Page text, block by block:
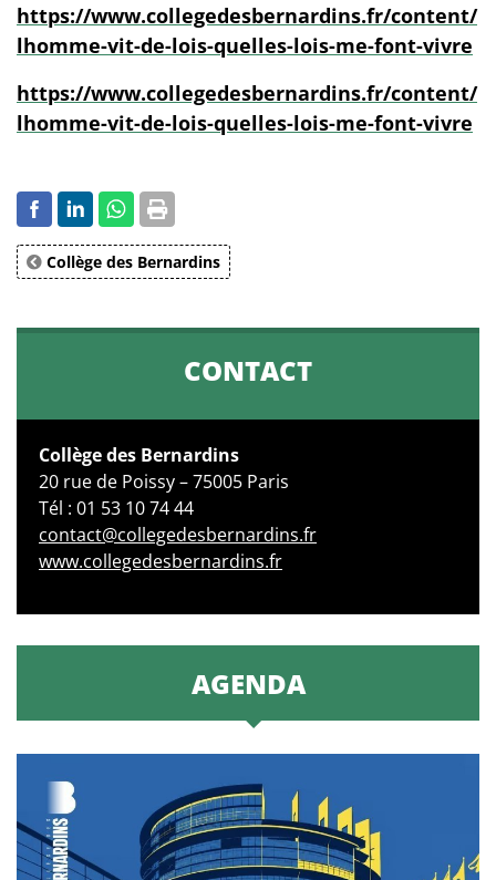
https://www.collegedesbernardins.fr/content/
lhomme-vit-de-lois-quelles-lois-me-font-vivre
https://www.collegedesbernardins.fr/content/
lhomme-vit-de-lois-quelles-lois-me-font-vivre
Collège des Bernardins
CONTACT
Collège des Bernardins
20 rue de Poissy – 75005 Paris
Tél : 01 53 10 74 44
contact@collegedesbernardins.fr
www.collegedesbernardins.fr
AGENDA